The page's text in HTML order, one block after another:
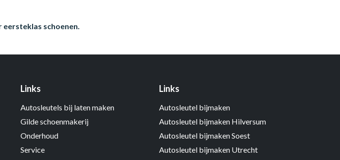
schoenen.
Links
Autosleutels bij laten maken
Gilde schoenmakerij
Onderhoud
Service
Links
Autosleutel bijmaken
Autosleutel bijmaken Hilversum
Autosleutel bijmaken Soest
Autosleutel bijmaken Utrecht